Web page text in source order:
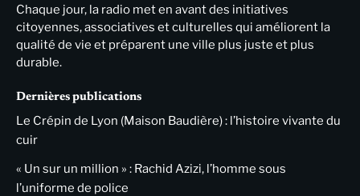
Chaque jour, la radio met en avant des initiatives
citoyennes, associatives et culturelles qui améliorent la
qualité de vie et préparent une ville plus juste et plus
durable.
Dernières publications
Le Crépin de Lyon (Maison Baudière) : l’histoire vivante du
cuir
« Un sur un million » : Rachid Azizi, l’homme sous
l’uniforme de police